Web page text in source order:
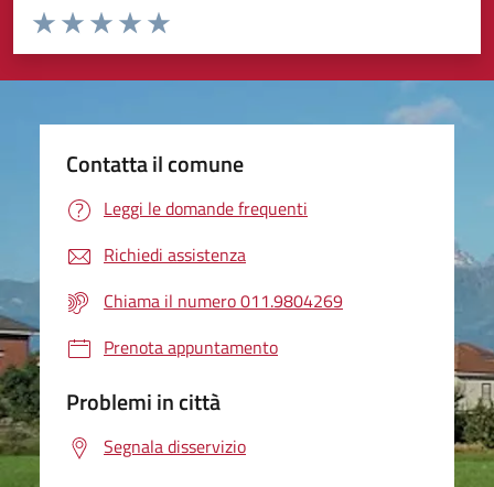
Valuta da 1 a 5 stelle la pagina
Valuta 5 stelle su 5
Valuta 4 stelle su 5
Valuta 3 stelle su 5
Valuta 2 stelle su 5
Valuta 1 stelle su 5
Contatta il comune
Leggi le domande frequenti
Richiedi assistenza
Chiama il numero 011.9804269
Prenota appuntamento
Problemi in città
Segnala disservizio